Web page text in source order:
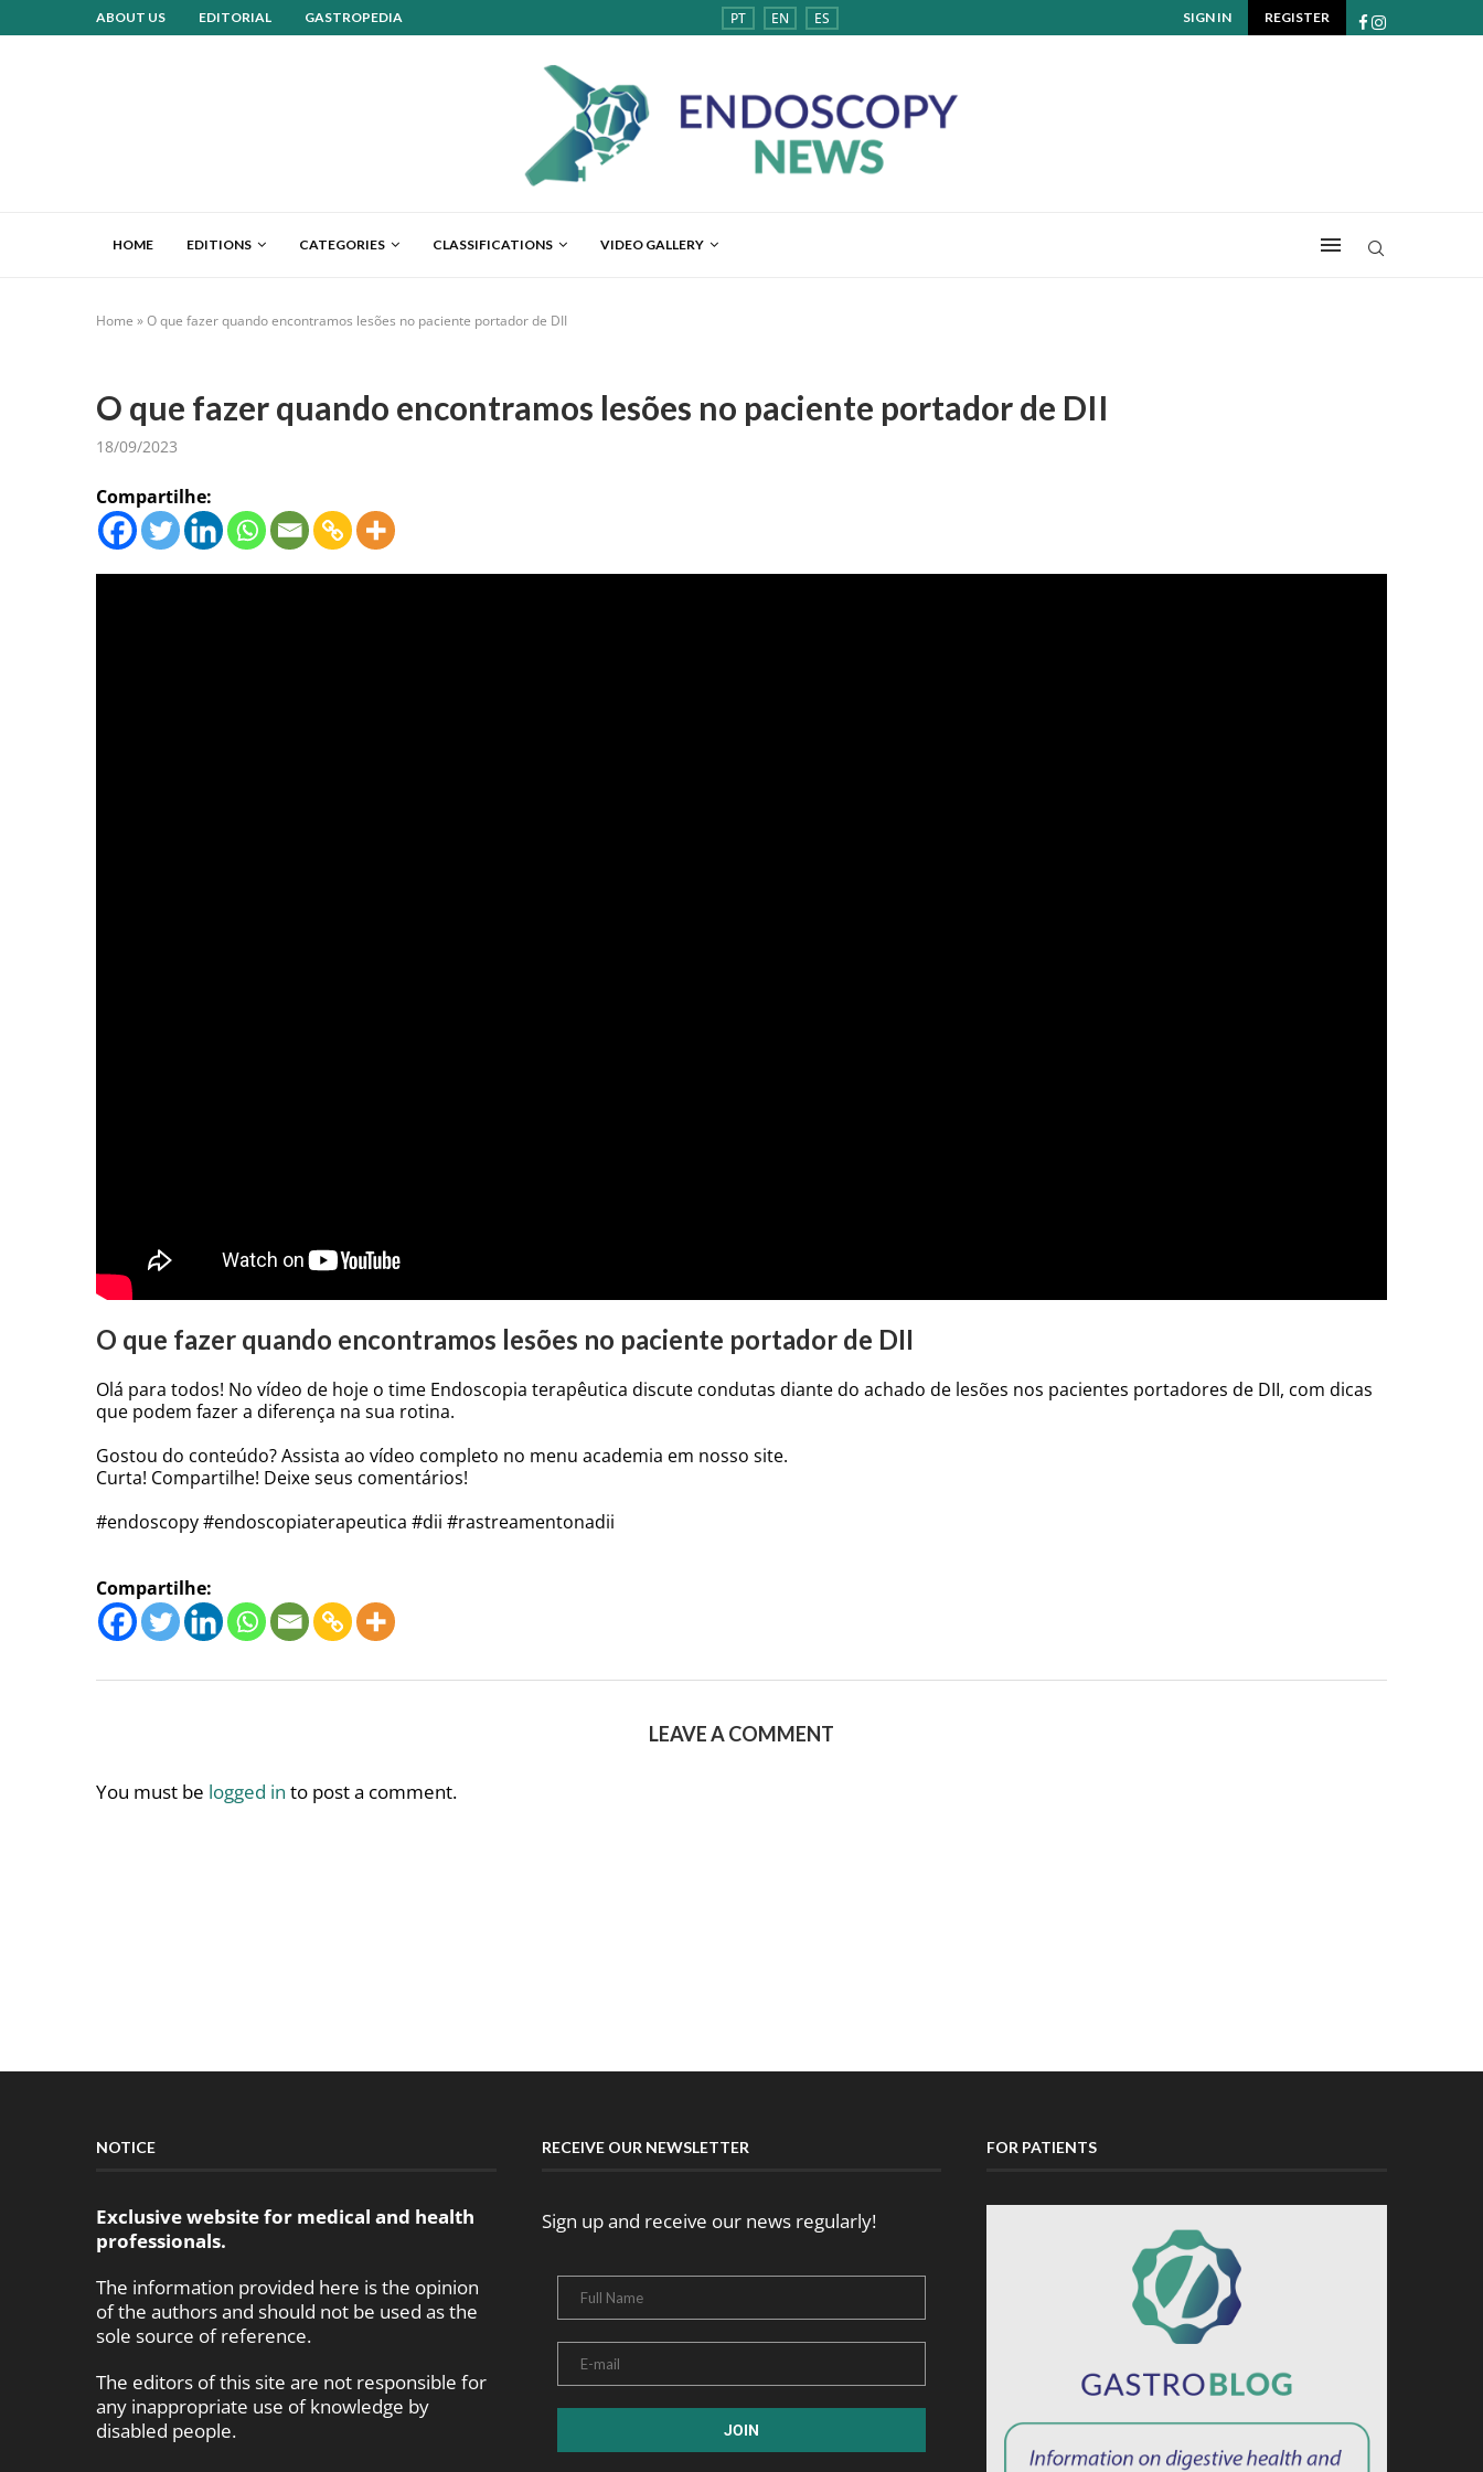
ABOUT US EDITORIAL GASTROPEDIA PT EN ES SIGN IN REGISTER
HOME EDITIONS CATEGORIES CLASSIFICATIONS VIDEO GALLERY
Home »O que fazer quando encontramos lesões no paciente portador de DII
O que fazer quando encontramos lesões no paciente portador de DII
18/09/2023
Compartilhe:
O que fazer quando encontramos lesões no paciente portador de DII
Olá para todos! No vídeo de hoje o time Endoscopia terapêutica discute condutas diante do achado de lesões nos pacientes portadores de DII, com dicas
que podem fazer a diferença na sua rotina.
Gostou do conteúdo? Assista ao vídeo completo no menu academia em nosso site.
Curta! Compartilhe! Deixe seus comentários!
#endoscopy #endoscopiaterapeutica #dii #rastreamentonadii
Compartilhe:
LEAVE A COMMENT
You must be logged in to post a comment.
NOTICE
Exclusive website for medical and health
professionals.
The information provided here is the opinion
of the authors and should not be used as the
sole source of reference.
The editors of this site are not responsible for
any inappropriate use of knowledge by
disabled people.
RECEIVE OUR NEWSLETTER
Sign up and receive our news regularly!
FOR PATIENTS